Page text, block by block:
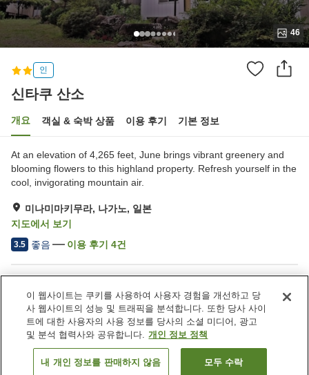
46
인
신타쿠 산소
개요 객실 & 숙박 상품 이용 후기 기본 정보
At an elevation of 4,265 feet, June brings vibrant greenery and
blooming flowers to this highland property. Refresh yourself in the
cool, invigorating mountain air.
미나미마키무라, 나가노, 일본
지도에서 보기
3.5 좋음 이용 후기 4건
주차장
건물 내에서 반려동물 동반
가능
자동판매기
연회장
일본 나가노 미나미마키무라 신타쿠 산소
객실 보기
이 웹사이트는 쿠키를 사용하여 사용자 경험을 개선하고 당
사 웹사이트의 성능 및 트래픽을 분석합니다. 또한 당사 사이
트에 대한 사용자의 사용 정보를 당사의 소셜 미디어, 광고
및 분석 협력사와 공유합니다. 개인 정보 정책
내 개인 정보를 판매하지 않음 모두 수락